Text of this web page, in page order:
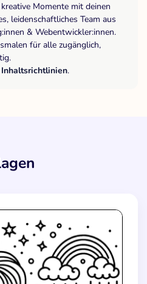
Momente mit deinen
leidenschaftliches Team aus
& Webentwickler:innen.
für alle zugänglich,
.